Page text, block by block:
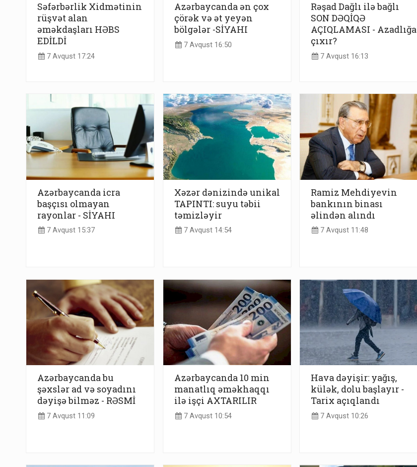
Səfərbərlik Xidmətinin
rüşvət alan
əməkdaşları HƏBS
EDİLDİ
7 Avqust 17:24
Azərbaycanda ən çox
çörək və ət yeyən
bölgələr -SİYAHI
7 Avqust 16:50
Rəşad Dağlı ilə bağlı
SON DƏQİQƏ
AÇIQLAMASI - Azadlığa
çıxır?
7 Avqust 16:13
Azərbaycanda icra
başçısı olmayan
rayonlar - SİYAHI
7 Avqust 15:37
Xəzər dənizində unikal
TAPINTI: suyu təbii
təmizləyir
7 Avqust 14:54
Ramiz Mehdiyevin
bankının binası
əlindən alındı
7 Avqust 11:48
Azərbaycanda bu
şəxslər ad və soyadını
dəyişə bilməz - RƏSMİ
7 Avqust 11:09
Azərbaycanda 10 min
manatlıq əməkhaqqı
ilə işçi AXTARILIR
7 Avqust 10:54
Hava dəyişir: yağış,
külək, dolu başlayır -
Tarix açıqlandı
7 Avqust 10:26